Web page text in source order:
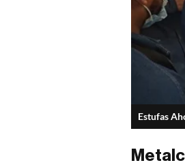
Estufas